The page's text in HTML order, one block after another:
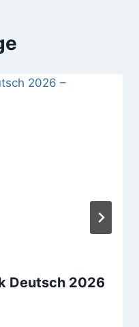
Deutsch 2026